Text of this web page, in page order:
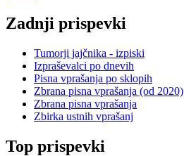
Zadnji prispevki
Tumorji jajčnika - izpiski
Izpraševalci po dnevih
Pisna vprašanja po sklopih
Zbrana pisna vprašanja (od 2020)
Zbrana pisna vprašanja
Zbirka ustnih vprašanj
Top prispevki